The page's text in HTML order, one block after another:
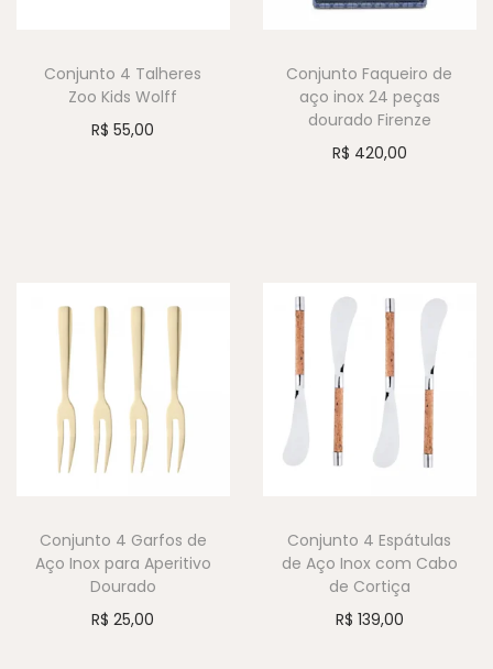
Conjunto 4 Talheres
Zoo Kids Wolff
R$ 55,00
Conjunto Faqueiro de
aço inox 24 peças
dourado Firenze
R$ 420,00
Conjunto 4 Garfos de
Aço Inox para Aperitivo
Dourado
R$ 25,00
Conjunto 4 Espátulas
de Aço Inox com Cabo
de Cortiça
R$ 139,00